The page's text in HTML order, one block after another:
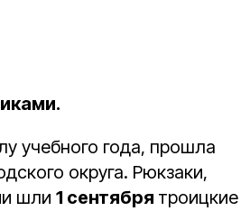
учебного года, прошла
округа. Рюкзаки,
шли 1 сентября троицкие